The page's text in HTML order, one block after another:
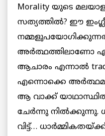
Morality യുടെ
സത്യത്തില്‍? ഈ
അര്‍ത്ഥത്തിലാണോ
ആചാരം എന്നാല്‍
എന്നൊക്കെ
ആ വാക്ക്
ചേര്‍ന്നു നില്‍ക്കുന്നു.
വിട്ട്…